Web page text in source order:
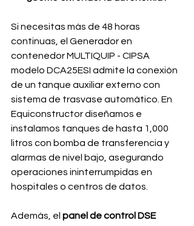
Si necesitas más de 48 horas
continuas, el Generador en
contenedor MULTIQUIP - CIPSA
modelo DCA25ESI admite la conexión
de un tanque auxiliar externo con
sistema de trasvase automático. En
Equiconstructor diseñamos e
instalamos tanques de hasta 1,000
litros con bomba de transferencia y
alarmas de nivel bajo, asegurando
operaciones ininterrumpidas en
hospitales o centros de datos.
Además, el panel de control DSE